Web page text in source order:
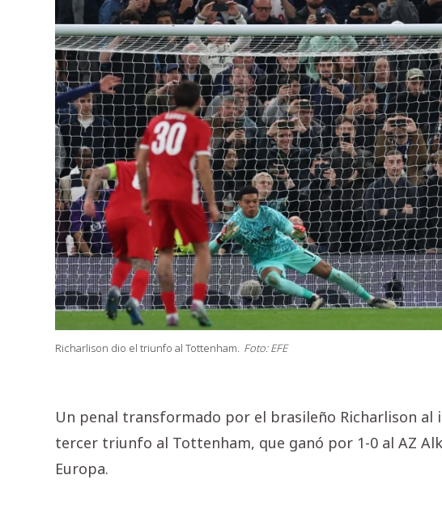
Richarlison dio el triunfo al Tottenham. Foto: EFE
Un penal transformado por el brasileño Richarlison al
tercer triunfo al Tottenham, que ganó por 1-0 al AZ
Europa.